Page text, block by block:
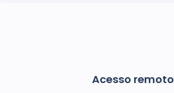
Acesso remoto